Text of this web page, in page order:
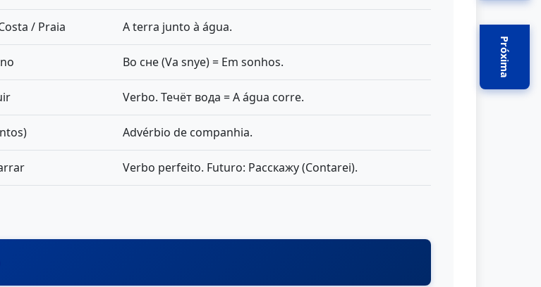
Próxima
/ Praia A terra junto à água.
Во сне (Va snye) = Em sonhos.
Verbo. Течёт вода = A água corre.
Advérbio de companhia.
Verbo perfeito. Futuro: Расскажу (Contarei).